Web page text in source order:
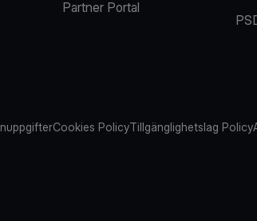
Partner Portal
Cookies PolicyTillgänglighetslag Policy